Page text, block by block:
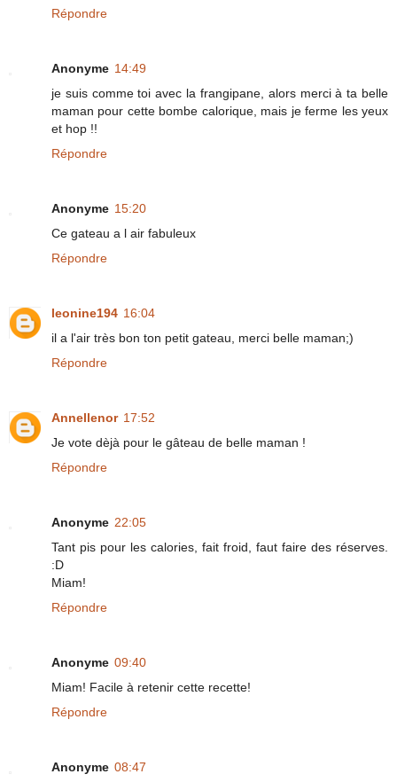
Répondre
Anonyme 14:49
je suis comme toi avec la frangipane, alors merci à ta belle
maman pour cette bombe calorique, mais je ferme les yeux
et hop !!
Répondre
Anonyme 15:20
Ce gateau a l air fabuleux
Répondre
leonine194 16:04
il a l'air très bon ton petit gateau, merci belle maman;)
Répondre
Annellenor 17:52
Je vote dèjà pour le gâteau de belle maman !
Répondre
Anonyme 22:05
Tant pis pour les calories, fait froid, faut faire des réserves.
:D
Miam!
Répondre
Anonyme 09:40
Miam! Facile à retenir cette recette!
Répondre
Anonyme 08:47